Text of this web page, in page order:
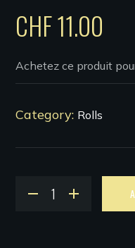
CHF11.00
Achetez ce produit
Category: Rolls